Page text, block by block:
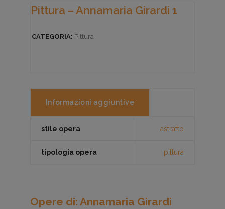
Pittura – Annamaria Girardi 1
CATEGORIA: Pittura
Informazioni aggiuntive
stile opera astratto
tipologia opera pittura
Opere di: Annamaria Girardi